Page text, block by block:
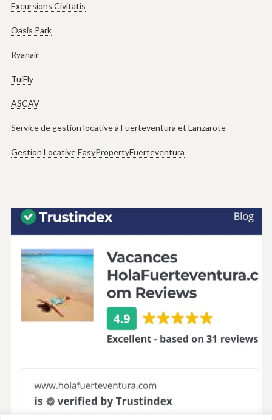
Excursions Civitatis
Oasis Park
Ryanair
TuiFly
ASCAV
Service de gestion locative à Fuerteventura et Lanzarote
Gestion Locative EasyPropertyFuerteventura